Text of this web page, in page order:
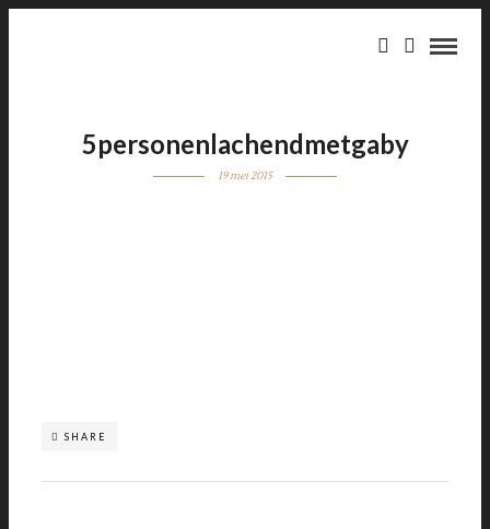
5personenlachendmetgaby
19 mei 2015
SHARE